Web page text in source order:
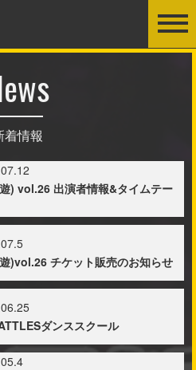
着情報
) vol.26 出演者情報&タイムテー
)vol.26 チケット販売のお知らせ
ダンススクール